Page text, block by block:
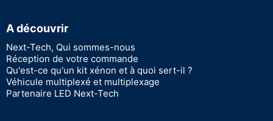
A découvrir
Next-Tech, Qui sommes-nous
Réception de votre commande
Qu'est-ce qu'un kit xénon et à quoi sert-il ?
Véhicule multiplexé et multiplexage
Partenaire LED Next-Tech